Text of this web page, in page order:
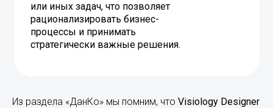
или иных задач, что позволяет
рационализировать бизнес-
процессы и принимать
стратегически важные решения.
Из раздела «ДанКо» мы помним, что Visiology Designer